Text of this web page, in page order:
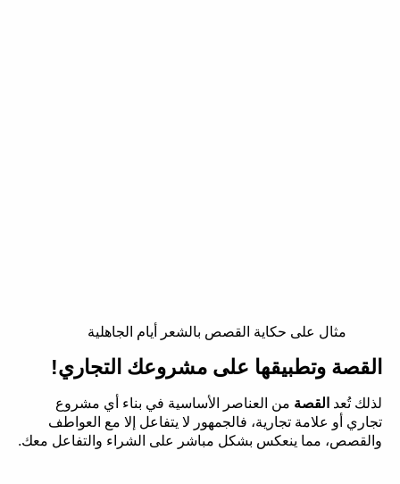
مثال على حكاية القصص بالشعر أيام الجاهلية
القصة وتطبيقها على مشروعك التجاري!
لذلك تُعد القصة من العناصر الأساسية في بناء أي مشروع
تجاري أو علامة تجارية، فالجمهور لا يتفاعل إلا مع العواطف
والقصص، مما ينعكس بشكل مباشر على الشراء والتفاعل معك.